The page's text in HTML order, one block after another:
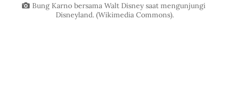
Bung Karno bersama Walt Disney saat mengunjungi
Disneyland. (Wikimedia Commons).